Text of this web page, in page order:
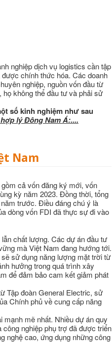
nghiệp dịch vụ logistics cần tập
chính thức hóa. Các doanh
nghiệp, nguồn vốn đầu từ
không thể đầu tư và phải sử
số kinh nghiệm như sau
lý Đông Nam Á:....
Nam
cả vốn đăng ký mới, vốn
kỳ năm 2023. Đồng thời, tổng
trước. Điều đáng chú ý là
dòng vốn FDI đã thực sự đi vào
chất lượng. Các dự án đầu tư
mà Việt Nam đang hướng tới.
sử dụng năng lượng mặt trời từ
hưởng trong quá trình xây
để đảm bảo cam kết giảm phát
Tập đoàn General Electric, sử
Chính phủ về cung cấp năng
mạnh mẽ nhất. Nhiều dự án quy
nghiệp phụ trợ đã được triển
nghệ cao, ứng dụng những công